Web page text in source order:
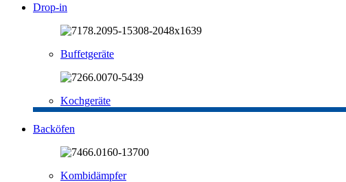
Drop-in
Buffetgeräte
Kochgeräte
Backöfen
Kombidämpfer